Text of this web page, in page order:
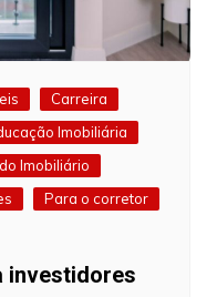
Carreira
Imobiliária
Imobiliário
Para o corretor
investidores